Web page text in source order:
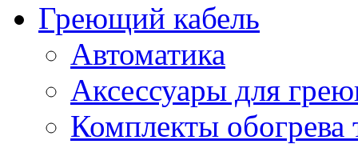
Греющий кабель
Автоматика
Аксессуары для
Комплекты обогрева